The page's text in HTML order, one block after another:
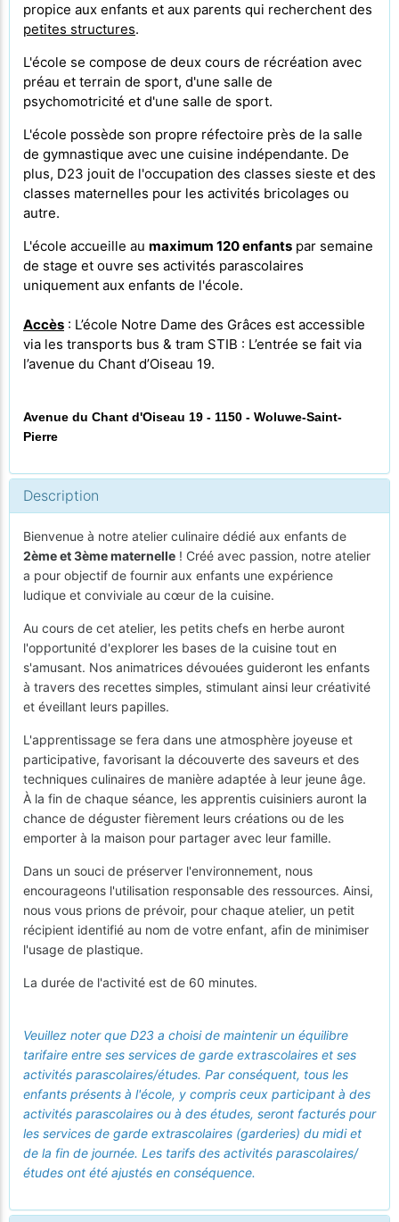
propice aux enfants et aux parents qui recherchent des
petites structures.
L'école se compose de deux cours de récréation avec
préau et terrain de sport, d'une salle de
psychomotricité et d'une salle de sport.
L'école possède son propre réfectoire près de la salle
de gymnastique avec une cuisine indépendante. De
plus, D23 jouit de l'occupation des classes sieste et des
classes maternelles pour les activités bricolages ou
autre.
L'école accueille au maximum 120 enfants par semaine
de stage et ouvre ses activités parascolaires
uniquement aux enfants de l'école.
Accès : L’école Notre Dame des Grâces est accessible
via les transports bus & tram STIB : L’entrée se fait via
l’avenue du Chant d’Oiseau 19.
Avenue du Chant d'Oiseau 19 - 1150 - Woluwe-Saint-
Pierre
Description
Bienvenue à notre atelier culinaire dédié aux enfants de
2ème et 3ème maternelle ! Créé avec passion, notre atelier
a pour objectif de fournir aux enfants une expérience
ludique et conviviale au cœur de la cuisine.
Au cours de cet atelier, les petits chefs en herbe auront
l'opportunité d'explorer les bases de la cuisine tout en
s'amusant. Nos animatrices dévouées guideront les enfants
à travers des recettes simples, stimulant ainsi leur créativité
et éveillant leurs papilles.
L'apprentissage se fera dans une atmosphère joyeuse et
participative, favorisant la découverte des saveurs et des
techniques culinaires de manière adaptée à leur jeune âge.
À la fin de chaque séance, les apprentis cuisiniers auront la
chance de déguster fièrement leurs créations ou de les
emporter à la maison pour partager avec leur famille.
Dans un souci de préserver l'environnement, nous
encourageons l'utilisation responsable des ressources. Ainsi,
nous vous prions de prévoir, pour chaque atelier, un petit
récipient identifié au nom de votre enfant, afin de minimiser
l'usage de plastique.
La durée de l'activité est de 60 minutes.
Veuillez noter que D23 a choisi de maintenir un équilibre
tarifaire entre ses services de garde extrascolaires et ses
activités parascolaires/études. Par conséquent, tous les
enfants présents à l'école, y compris ceux participant à des
activités parascolaires ou à des études, seront facturés pour
les services de garde extrascolaires (garderies) du midi et
de la fin de journée. Les tarifs des activités parascolaires/
études ont été ajustés en conséquence.